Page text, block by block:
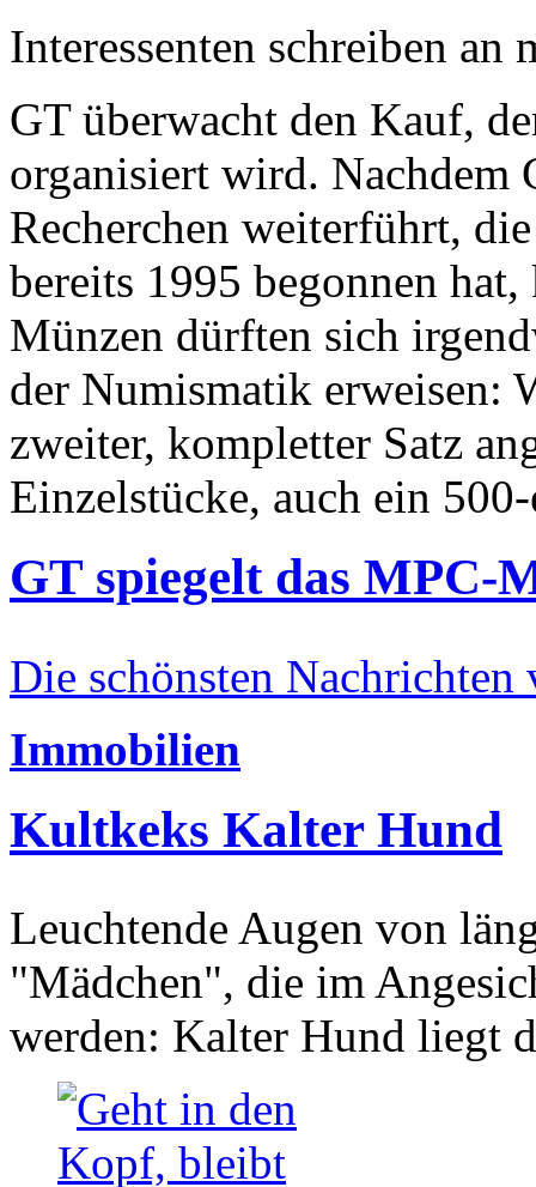
Interessenten schreiben
GT überwacht den Kauf,
organisiert wird. Nachdem
Recherchen weiterführt,
bereits 1995 begonnen
Münzen dürften sich
der Numismatik erweisen:
zweiter, kompletter Satz
Einzelstücke, auch ein
GT spiegelt das MPC-
Die schönsten Nachrichten
Immobilien
Kultkeks Kalter Hund
Leuchtende Augen von
"Mädchen", die im
werden: Kalter Hund liegt